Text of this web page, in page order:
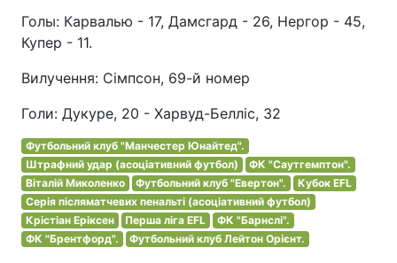
Голы: Карвалью - 17, Дамсгард - 26, Нергор - 45,
Купер - 11.
Вилучення: Сімпсон, 69-й номер
Голи: Дукуре, 20 - Харвуд-Белліс, 32
Футбольний клуб "Манчестер Юнайтед".
Штрафний удар (асоціативний футбол)
ФК "Саутгемптон".
Віталій Миколенко
Футбольний клуб "Евертон".
Кубок EFL
Серія післяматчевих пенальті (асоціативний футбол)
Крістіан Еріксен
Перша ліга EFL
ФК "Барнслі".
ФК "Брентфорд".
Футбольний клуб Лейтон Орієнт.